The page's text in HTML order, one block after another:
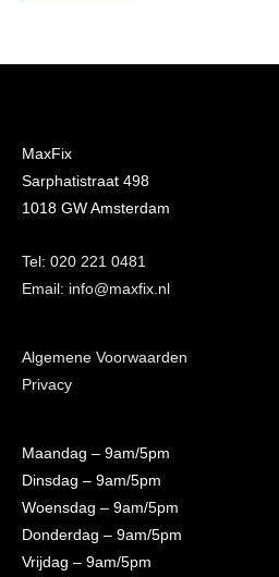
MaxFix
Sarphatistraat 498
1018 GW Amsterdam
Tel: 020 221 0481
Email: info@maxfix.nl
Algemene Voorwaarden
Privacy
Maandag – 9am/5pm
Dinsdag – 9am/5pm
Woensdag – 9am/5pm
Donderdag – 9am/5pm
Vrijdag – 9am/5pm